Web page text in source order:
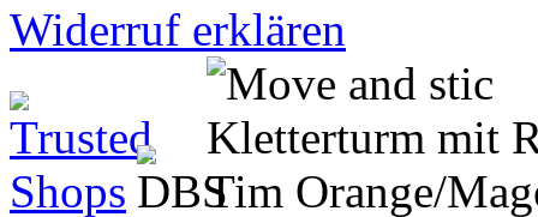
Widerruf erklären